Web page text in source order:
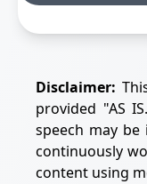
Disclaimer:
provided "AS
speech may
continuously
content using